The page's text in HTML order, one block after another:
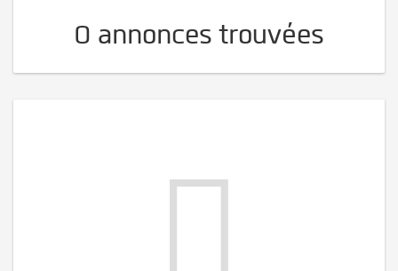
0 annonces trouvées